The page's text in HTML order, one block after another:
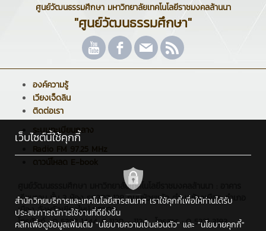
ศูนย์วัฒนธรรมศึกษา มหาวิทยาลัยเทคโนโลยีราชมงคลล้านนา
"ศูนย์วัฒนธรรมศึกษา"
องค์ความรู้
เวียงเจ็ดลิน
ติดต่อเรา
ระบบทะเบียนกลาง
Radio FM 97.25 MHz
ดาวน์โหลด E-book
ศูนย์วัฒนธรรมศึกษา มหาวิทยาลัยเทคโนโลยีราชมงคลล้านนา : อาคาร
เรียนรวม ชั้น 3 ห้อง รร.307 128 ถนนห้วยแก้ว ตำบลช้างเผือก อำเภอ
เมือง จังหวัดเชียงใหม่ 50300
โทรศัพท์ : 0 5392 1444 # 1120 - 1124 , โทรสาร : 0 5321 3183
เว็บไซต์นี้ใช้คุกกี้
สำนักวิทยบริการและเทคโนโลยีสารสนเทศ เราใช้คุกกี้เพื่อให้ท่านได้รับ
ประสบการณ์การใช้งานที่ดียิ่งขึ้น
คลิกเพื่อดูข้อมูลเพิ่มเติม "นโยบายความเป็นส่วนตัว" และ "นโยบายคุกกี้"